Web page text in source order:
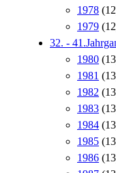
1978
1979
32. -
1980
1981
1982
1983
1984
1985
1986